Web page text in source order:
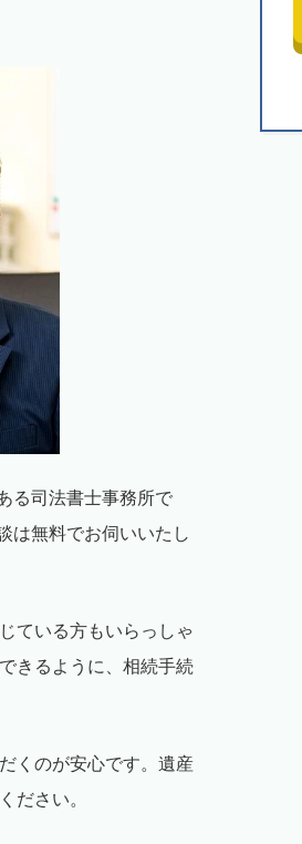
る司法書士事務所で
は無料でお伺いいたし
ている方もいらっしゃ
きるように、相続手続
くのが安心です。遺産
ださい。